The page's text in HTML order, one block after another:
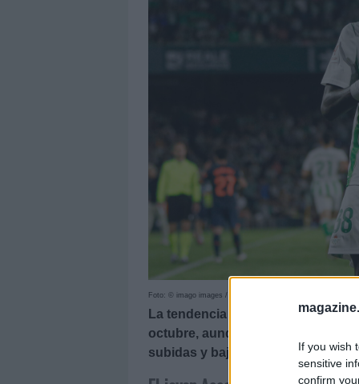
If you wish
sensitive
confirm
Foto: © imago images / Pressinphoto
La tendencia de los valores de
octubre, aunque a finales de mes
subidas y bajadas en los últimos